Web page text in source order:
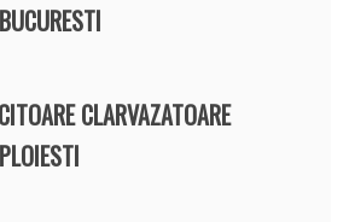
CLARVAZATOARE